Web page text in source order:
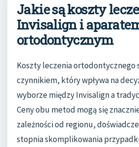
Jakie są koszty
Invisalign i
ortodontycznym
Koszty leczenia ortodontycznego
czynnikiem, który wpływa na
wyborze między Invisalign a
Ceny obu metod mogą się
zależności od regionu,
stopnia skomplikowania